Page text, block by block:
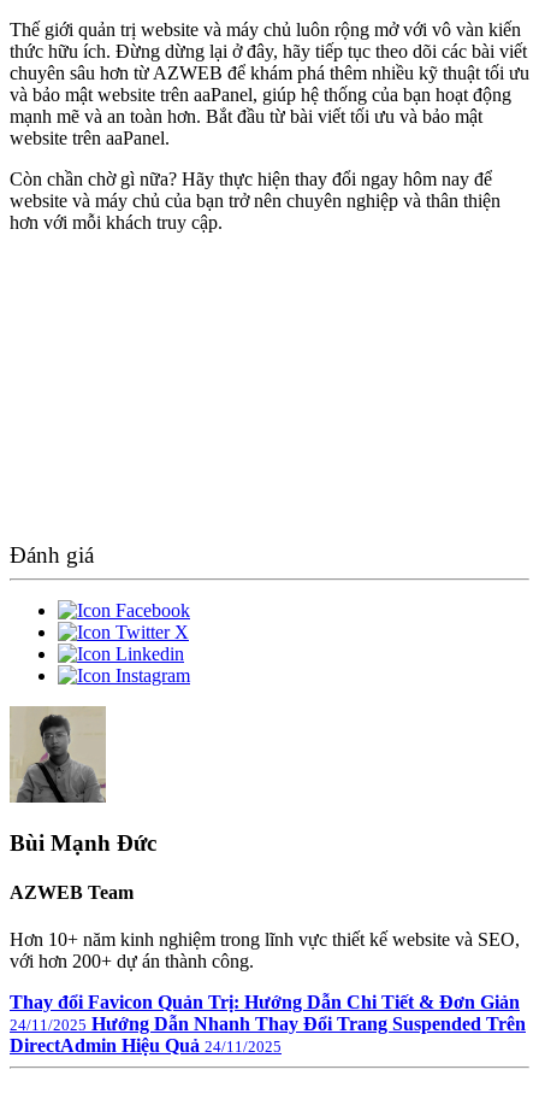
Thế giới quản trị website và máy chủ luôn rộng mở với vô vàn kiến
thức hữu ích. Đừng dừng lại ở đây, hãy tiếp tục theo dõi các bài viết
chuyên sâu hơn từ AZWEB để khám phá thêm nhiều kỹ thuật tối ưu
và bảo mật website trên aaPanel, giúp hệ thống của bạn hoạt động
mạnh mẽ và an toàn hơn. Bắt đầu từ bài viết tối ưu và bảo mật
website trên aaPanel.
Còn chần chờ gì nữa? Hãy thực hiện thay đổi ngay hôm nay để
website và máy chủ của bạn trở nên chuyên nghiệp và thân thiện
hơn với mỗi khách truy cập.
Đánh giá
Bùi Mạnh Đức
AZWEB Team
Hơn 10+ năm kinh nghiệm trong lĩnh vực thiết kế website và SEO,
với hơn 200+ dự án thành công.
Thay đổi Favicon Quản Trị: Hướng Dẫn Chi Tiết & Đơn Giản
24/11/2025 Hướng Dẫn Nhanh Thay Đổi Trang Suspended Trên
DirectAdmin Hiệu Quả 24/11/2025